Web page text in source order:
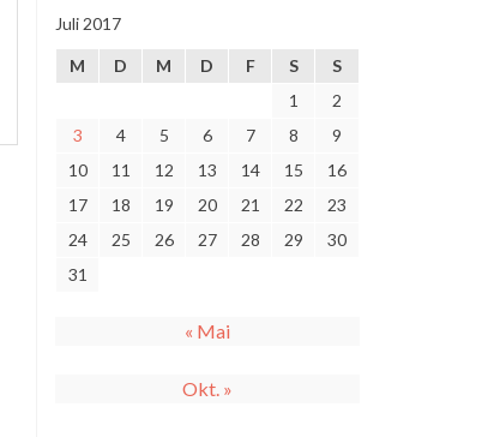
Juli 2017
M D M D F S
S
1
2
3
4 5 6 7 8
9
10
11 12 13 14 15
16
17
18 19 20 21 22
23
24
25 26 27 28 29
30
31
« Mai
Okt. »